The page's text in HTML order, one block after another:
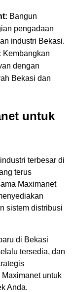
Bangun
pengadaan
industri Bekasi.
Kembangkan
dengan
Bekasi dan
untuk
terbesar di
terus
Maximanet
sistem distribusi
di Bekasi
tersedia, dan
untuk
Anda.